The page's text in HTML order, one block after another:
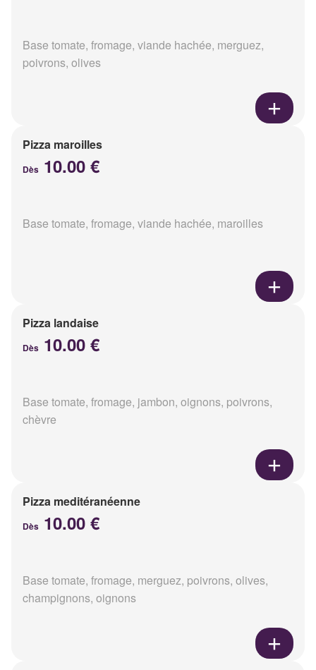
Base tomate, fromage, viande hachée, merguez,
poivrons, olives
Pizza maroilles
Dès 10.00 €
Base tomate, fromage, viande hachée, maroilles
Pizza landaise
Dès 10.00 €
Base tomate, fromage, jambon, oignons, poivrons,
chèvre
Pizza meditéranéenne
Dès 10.00 €
Base tomate, fromage, merguez, poivrons, olives,
champignons, oignons